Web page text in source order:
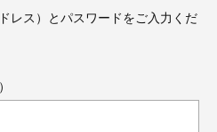
レス）とパスワードをご入力くだ